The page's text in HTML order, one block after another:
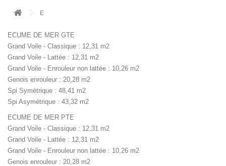
E
ECUME DE MER GTE
Grand Voile - Classique : 12,31 m2
Grand Voile - Lattée : 12,31 m2
Grand Voile - Enrouleur non lattée : 10,26 m2
Genois enrouleur : 20,28 m2
Spi Symétrique : 48,41 m2
Spi Asymétrique : 43,32 m2
ECUME DE MER PTE
Grand Voile - Classique : 12,31 m2
Grand Voile - Lattée : 12,31 m2
Grand Voile - Enrouleur non lattée : 10,26 m2
Genois enrouleur : 20,28 m2